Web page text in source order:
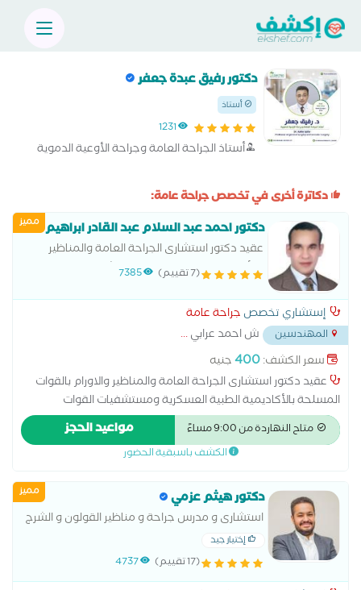
دكتور رفيق عبدة جعفر
أستاذ
1231
دكاترة أخرى في تخصص جراحة عامة:
مميز دكتور احمد عبد السلام عبد القادر ابراهيم
عقيد دكتور استشارى الجراحة العامة والمناظير
والأورام بالقوات المسلحة بمستشفيات القوات
انجلترا
(7 تقييم) 7385
إستشاري تخصص جراحة عامة
المهندسين ش احمد عرابي...
سعر الكشف:400جنيه
عقيد دكتور استشارى الجراحة العامة والمناظير والاورام بالقوات
المسلحة بالأكاديمية الطبية العسكرية ومستشفيات القوات
المسلحة ومستشفى النزهة الدولى والصفا بالمهندسين وحسبو
الدولى والمروة التخصصى ،زميل كلية الجراحين الملكية بجلاسجو
انجلترا، عضو الأكاديمية الطبيه العسكرية عضو جمعية جراحين
الاكاديمية الأمريكية للتعليم الطبي المستمر ( AACME ) ماجستير
الجراحة العامة طب عين شمس د.دكتوراة الجراحة العامة طب القصر
العينى دبلوما جراحات الحوادث من اللجنة الدولية للصليب الأحمر
متاح النهاردة من 9:00 مساءً مواعيد الحجز
الكشف باسبقية الحضور
مميز دكتور هيثم عزمي
استشارى و مدرس جراحة و مناظير القولون و الشرج
و المستقيم و الاورام كلية طب القصر العينى
إختيار جيد
(17 تقييم) 4737